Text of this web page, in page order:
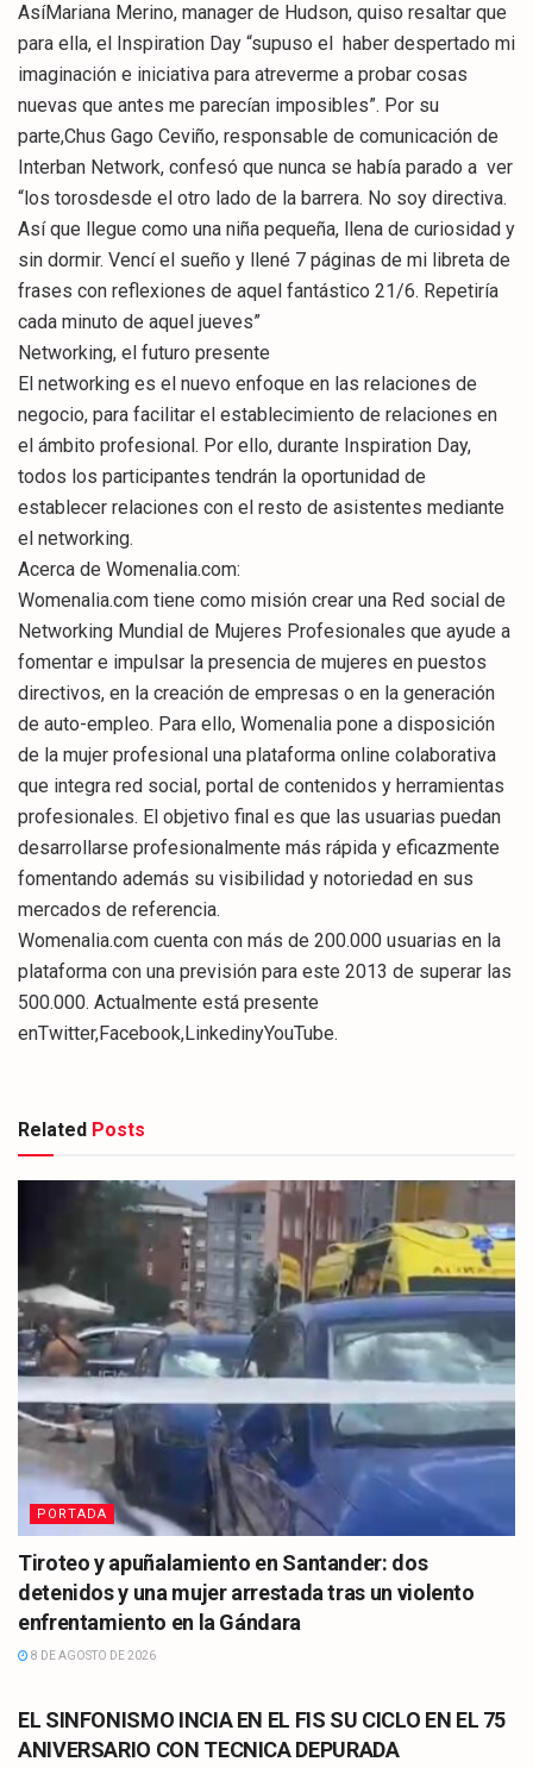
AsíMariana Merino, manager de Hudson, quiso resaltar que
para ella, el Inspiration Day “supuso el haber despertado mi
imaginación e iniciativa para atreverme a probar cosas
nuevas que antes me parecían imposibles”. Por su
parte,Chus Gago Ceviño, responsable de comunicación de
Interban Network, confesó que nunca se había parado a ver
“los torosdesde el otro lado de la barrera. No soy directiva.
Así que llegue como una niña pequeña, llena de curiosidad y
sin dormir. Vencí el sueño y llené 7 páginas de mi libreta de
frases con reflexiones de aquel fantástico 21/6. Repetiría
cada minuto de aquel jueves”
Networking, el futuro presente
El networking es el nuevo enfoque en las relaciones de
negocio, para facilitar el establecimiento de relaciones en
el ámbito profesional. Por ello, durante Inspiration Day,
todos los participantes tendrán la oportunidad de
establecer relaciones con el resto de asistentes mediante
el networking.
Acerca de Womenalia.com:
Womenalia.com tiene como misión crear una Red social de
Networking Mundial de Mujeres Profesionales que ayude a
fomentar e impulsar la presencia de mujeres en puestos
directivos, en la creación de empresas o en la generación
de auto-empleo. Para ello, Womenalia pone a disposición
de la mujer profesional una plataforma online colaborativa
que integra red social, portal de contenidos y herramientas
profesionales. El objetivo final es que las usuarias puedan
desarrollarse profesionalmente más rápida y eficazmente
fomentando además su visibilidad y notoriedad en sus
mercados de referencia.
Womenalia.com cuenta con más de 200.000 usuarias en la
plataforma con una previsión para este 2013 de superar las
500.000. Actualmente está presente
enTwitter,Facebook,LinkedinyYouTube.
Related Posts
PORTADA
Tiroteo y apuñalamiento en Santander: dos
detenidos y una mujer arrestada tras un violento
enfrentamiento en la Gándara
8 DE AGOSTO DE 2026
EL SINFONISMO INCIA EN EL FIS SU CICLO EN EL 75
ANIVERSARIO CON TECNICA DEPURADA